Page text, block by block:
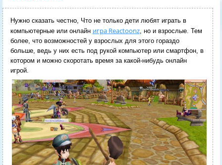
Нужно сказать честно, Что не только дети любят играть в
компьютерные или онлайн игра Reactoonz, но и взрослые. Тем
более, что возможностей у взрослых для этого гораздо
больше, ведь у них есть под рукой компьютер или смартфон, в
котором и можно скоротать время за какой-нибудь онлайн
игрой.